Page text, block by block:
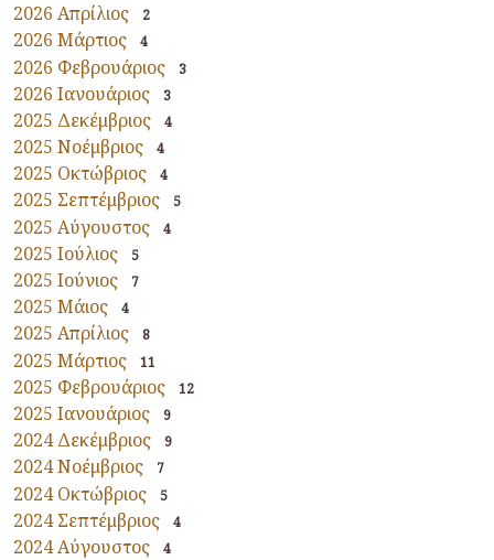
2026 Απρίλιος 2
2026 Μάρτιος 4
2026 Φεβρουάριος 3
2026 Ιανουάριος 3
2025 Δεκέμβριος 4
2025 Νοέμβριος 4
2025 Οκτώβριος 4
2025 Σεπτέμβριος 5
2025 Αύγουστος 4
2025 Ιούλιος 5
2025 Ιούνιος 7
2025 Μάιος 4
2025 Απρίλιος 8
2025 Μάρτιος 11
2025 Φεβρουάριος 12
2025 Ιανουάριος 9
2024 Δεκέμβριος 9
2024 Νοέμβριος 7
2024 Οκτώβριος 5
2024 Σεπτέμβριος 4
2024 Αύγουστος 4